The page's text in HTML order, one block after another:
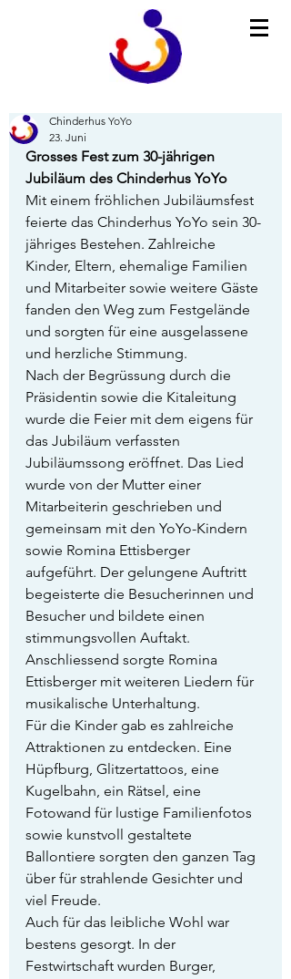
Chinderhus YoYo
23. Juni
Grosses Fest zum 30-jährigen
Jubiläum des Chinderhus YoYo
Mit einem fröhlichen Jubiläumsfest
feierte das Chinderhus YoYo sein 30-
jähriges Bestehen. Zahlreiche
Kinder, Eltern, ehemalige Familien
und Mitarbeiter sowie weitere Gäste
fanden den Weg zum Festgelände
und sorgten für eine ausgelassene
und herzliche Stimmung.
Nach der Begrüssung durch die
Präsidentin sowie die Kitaleitung
wurde die Feier mit dem eigens für
das Jubiläum verfassten
Jubiläumssong eröffnet. Das Lied
wurde von der Mutter einer
Mitarbeiterin geschrieben und
gemeinsam mit den YoYo-Kindern
sowie Romina Ettisberger
aufgeführt. Der gelungene Auftritt
begeisterte die Besucherinnen und
Besucher und bildete einen
stimmungsvollen Auftakt.
Anschliessend sorgte Romina
Ettisberger mit weiteren Liedern für
musikalische Unterhaltung.
Für die Kinder gab es zahlreiche
Attraktionen zu entdecken. Eine
Hüpfburg, Glitzertattoos, eine
Kugelbahn, ein Rätsel, eine
Fotowand für lustige Familienfotos
sowie kunstvoll gestaltete
Ballontiere sorgten den ganzen Tag
über für strahlende Gesichter und
viel Freude.
Auch für das leibliche Wohl war
bestens gesorgt. In der
Festwirtschaft wurden Burger,